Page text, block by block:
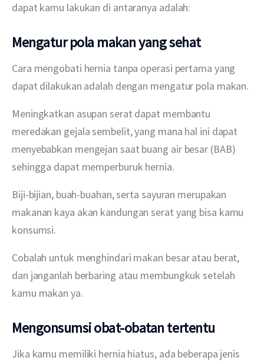
dapat kamu lakukan di antaranya adalah:
Mengatur pola makan yang sehat
Cara mengobati hernia tanpa operasi pertama yang
dapat dilakukan adalah dengan mengatur pola makan.
Meningkatkan asupan serat dapat membantu
meredakan gejala sembelit, yang mana hal ini dapat
menyebabkan mengejan saat buang air besar (BAB)
sehingga dapat memperburuk hernia.
Biji-bijian, buah-buahan, serta sayuran merupakan
makanan kaya akan kandungan serat yang bisa kamu
konsumsi.
Cobalah untuk menghindari makan besar atau berat,
dan janganlah berbaring atau membungkuk setelah
kamu makan ya.
Mengonsumsi obat-obatan tertentu
Jika kamu memiliki hernia hiatus, ada beberapa jenis